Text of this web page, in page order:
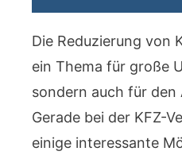
Die Reduzierung von
ein Thema für große
sondern auch für den
Gerade bei der KFZ-
einige interessante